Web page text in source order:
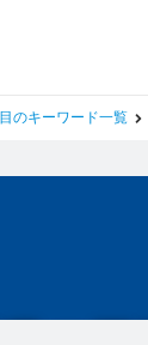
のキーワード一覧